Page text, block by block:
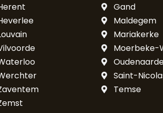
Gand
Maldegem
Mariakerke
Moerbeke-
Saint-
Temse